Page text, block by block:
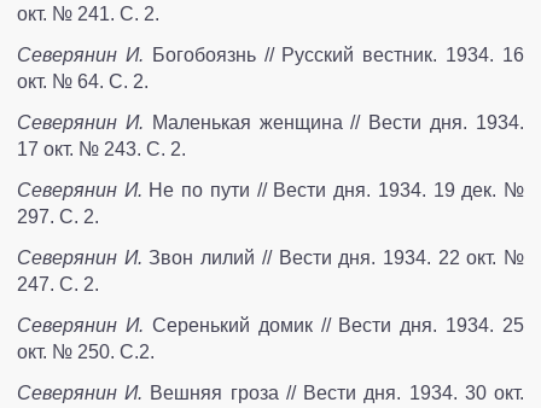
окт. № 241. С. 2.
Северянин И. Богобоязнь // Русский вестник. 1934. 16
окт. № 64. С. 2.
Северянин И. Маленькая женщина // Вести дня. 1934.
17 окт. № 243. С. 2.
Северянин И. Не по пути // Вести дня. 1934. 19 дек. №
297. С. 2.
Северянин И. Звон лилий // Вести дня. 1934. 22 окт. №
247. С. 2.
Северянин И. Серенький домик // Вести дня. 1934. 25
окт. № 250. С.2.
Северянин И. Вешняя гроза // Вести дня. 1934. 30 окт.